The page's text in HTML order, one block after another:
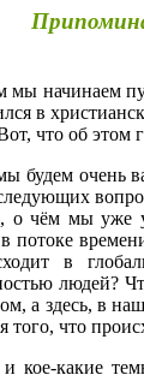
мы начинаем
в
что об этом
будем очень
чём мы уже
потоке
в
людей?
а здесь, в
того, что
кое-какие